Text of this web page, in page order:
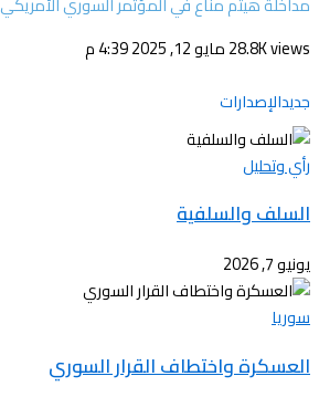
28.8K viewsمايو 12, 2025 4:39 م
جديدالإصدارات
رأي وتحليل
السلف والسلفية
يونيو 7, 2026
سوريا
العسكرة واختطاف القرار السوري